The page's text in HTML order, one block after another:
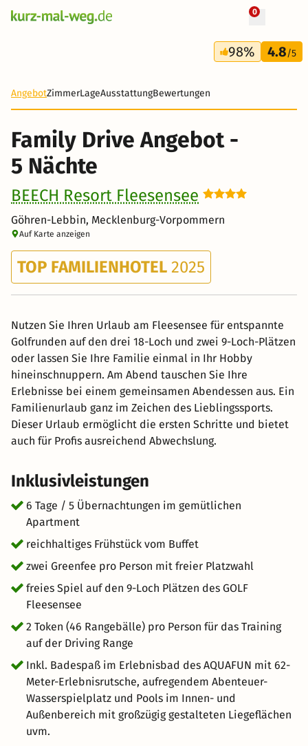
0
6 Tage
659 €
98% 4.8/5
AngebotZimmerLageAusstattungBewertungen
Family Drive Angebot -
5 Nächte
BEECH Resort Fleesensee
Göhren-Lebbin, Mecklenburg-Vorpommern
Auf Karte anzeigen
TOP FAMILIENHOTEL 2025
Nutzen Sie Ihren Urlaub am Fleesensee für entspannte
Golfrunden auf den drei 18-Loch und zwei 9-Loch-Plätzen
oder lassen Sie Ihre Familie einmal in Ihr Hobby
hineinschnuppern. Am Abend tauschen Sie Ihre
Erlebnisse bei einem gemeinsamen Abendessen aus. Ein
Familienurlaub ganz im Zeichen des Lieblingssports.
Dieser Urlaub ermöglicht die ersten Schritte und bietet
auch für Profis ausreichend Abwechslung.
Inklusivleistungen
6 Tage / 5 Übernachtungen im gemütlichen
Apartment
reichhaltiges Frühstück vom Buffet
zwei Greenfee pro Person mit freier Platzwahl
freies Spiel auf den 9-Loch Plätzen des GOLF
Fleesensee
2 Token (46 Rangebälle) pro Person für das Training
auf der Driving Range
Inkl. Badespaß im Erlebnisbad des AQUAFUN mit 62-
Meter-Erlebnisrutsche, aufregendem Abenteuer-
Wasserspielplatz und Pools im Innen- und
Außenbereich mit großzügig gestalteten Liegeflächen
uvm.